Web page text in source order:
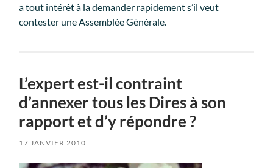
a tout intérêt à la demander rapidement s’il veut
contester une Assemblée Générale.
L’expert est-il contraint
d’annexer tous les Dires à son
rapport et d’y répondre ?
17 JANVIER 2010